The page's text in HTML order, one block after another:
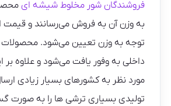
فروشندگان شور مخلوط شیشه ای
به وزن آن به فروش می‌رسانند و قیمت
توجه به وزن تعیین می‌شود. محصولات
داخلی به وفور یافت می‌شود و علاوه
مورد نظر به کشورهای بسیار زیادی
تولیدی بسیاری ترشی ها را به صورت